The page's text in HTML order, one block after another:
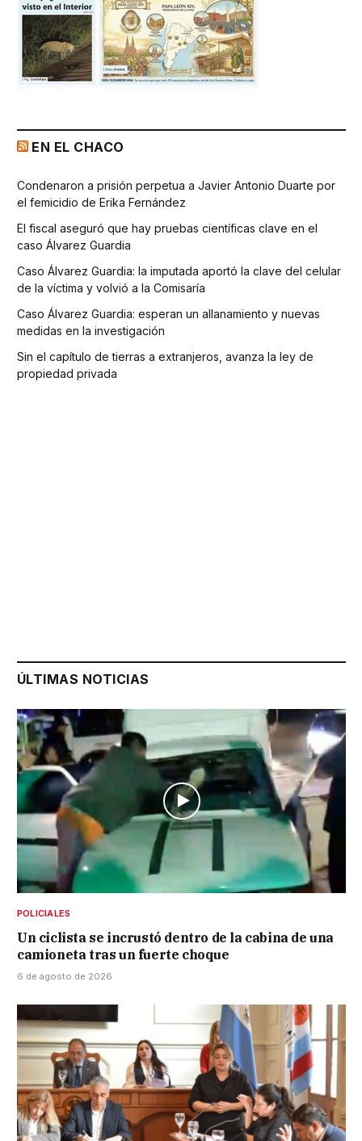
EN EL CHACO
Condenaron a prisión perpetua a Javier Antonio Duarte por
el femicidio de Erika Fernández
El fiscal aseguró que hay pruebas científicas clave en el
caso Álvarez Guardia
Caso Álvarez Guardia: la imputada aportó la clave del celular
de la víctima y volvió a la Comisaría
Caso Álvarez Guardia: esperan un allanamiento y nuevas
medidas en la investigación
Sin el capítulo de tierras a extranjeros, avanza la ley de
propiedad privada
ÚLTIMAS NOTICIAS
POLICIALES
Un ciclista se incrustó dentro de la cabina de una
camioneta tras un fuerte choque
6 de agosto de 2026